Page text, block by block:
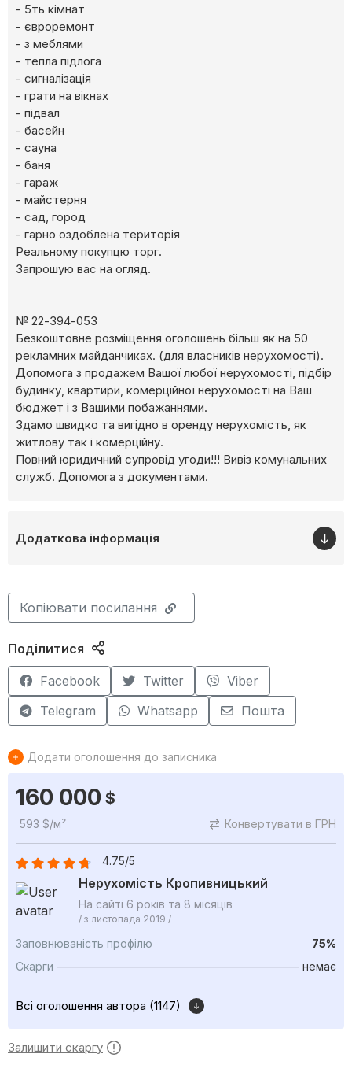
- 5ть кімнат
- євроремонт
- з меблями
- тепла підлога
- сигналізація
- грати на вікнах
- підвал
- басейн
- сауна
- баня
- гараж
- майстерня
- сад, город
- гарно оздоблена територія
Реальному покупцю торг.
Запрошую вас на огляд.
№ 22-394-053
Безкоштовне розміщення оголошень більш як на 50
рекламних майданчиках. (для власників нерухомості).
Допомога з продажем Вашої любої нерухомості, підбір
будинку, квартири, комерційної нерухомості на Ваш
бюджет і з Вашими побажаннями.
Здамо швидко та вигідно в оренду нерухомість, як
житлову так і комерційну.
Повний юридичний супровід угоди!!! Вивіз комунальних
служб. Допомога з документами.
Додаткова інформація
Копіювати посилання
Поділитися
Facebook Twitter
Viber
Telegram
Whatsapp Пошта
Додати оголошення до записника
160 000 $
593 $/м² Конвертувати в ГРН
4.75/5
Нерухомість Кропивницький
На сайті 6 років та 8 місяців
/ з листопада 2019 /
Заповнюваність профілю
75%
Скарги
немає
Всі оголошення автора (1147)
Залишити скаргу